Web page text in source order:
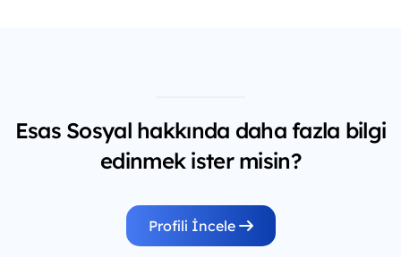
Esas Sosyal hakkında daha fazla bilgi
edinmek ister misin?
Profili İncele